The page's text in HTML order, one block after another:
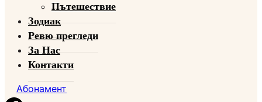
Пътешествие
Зодиак
Ревю прегледи
За Нас
Контакти
Абонамент